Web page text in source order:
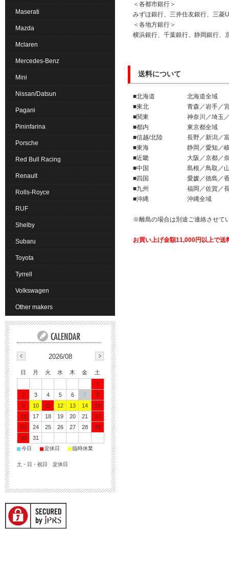
＜各都市銀行＞
みずほ銀行、三井住友銀行、三菱
＜各地方銀行＞
横浜銀行、千葉銀行、静岡銀行
送料について
■北海道
■東北 青森／岩手／
■関東 神奈川／埼玉／
■都内 東
■信越/北陸 長野／
■東海 静岡／
■近畿 大阪／京都／
■中国 島根／鳥取
■四国 愛媛／
■九州 福岡／佐賀／長
■沖縄 沖
※離島の場合は別途ご連絡させて
お買い上げ金額11,000円以上で送
Maserati
Mazda
Mclaren
Mercedes-Benz
Mini
Nissan/Datsun
Pagani
Pininfarina
Porsche
Red Bull Racing
Renault
Rolls-Royce
RUF
Shelby
Subaru
Toyota
Tyrrell
Volkswagen
Other makers
2026/08
日 月 火 水 木 金
土
1
2
3 4 5 6 7
8
9
10 11 12 13 14
15
16
17 18 19 20 21
22
23
24 25 26 27 28
29
30
31
■今日 ■定休日 ■臨時休業
土・日・祝日 定休日